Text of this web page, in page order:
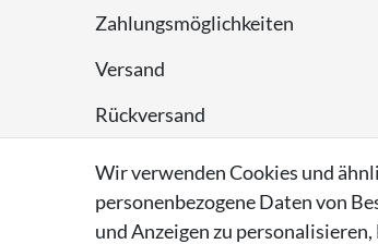
Zahlungsmöglichkeiten
Versand
Rückversand
Entsorgungshinweise
Über Supremo Shoes
Wir verwenden Cookies und
personenbezogene Daten von
und Anzeigen zu